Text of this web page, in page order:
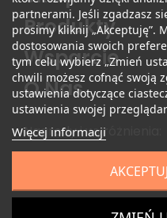
Produkty
Wsparcie
O Nas
partnerami. Jeśli zgadzasz
prosimy kliknij „Akceptuję”.
dostosowania swoich
tym celu wybierz „Zmień
chwili możesz cofnąć swoją
ustawienia dotyczące
ustawienia swojej
Więcej informacji
Nagrody i wyróżnienia: